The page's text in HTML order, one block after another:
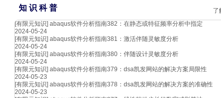
知 识 科 普
了
[有限元知识] abaqus软件分析指南382：在静态或特征频率分析中指定
2024-05-24
[有限元知识] abaqus软件分析指南381：激活伴随灵敏度分析
2024-05-24
[有限元知识] abaqus软件分析指南380：伴随设计灵敏度分析
2024-05-24
[有限元知识] abaqus软件分析指南379：dsa凯发网站的解决方案局限性
2024-05-23
[有限元知识] abaqus软件分析指南378：dsa凯发网站的解决方案的准确性
2024-05-23